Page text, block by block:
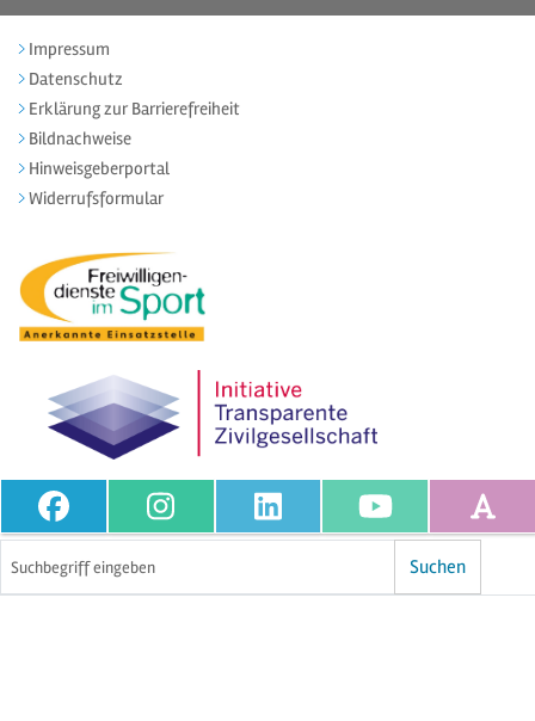
Impressum
Datenschutz
Erklärung zur Barrierefreiheit
Bildnachweise
Hinweisgeberportal
Widerrufsformular
Suchen